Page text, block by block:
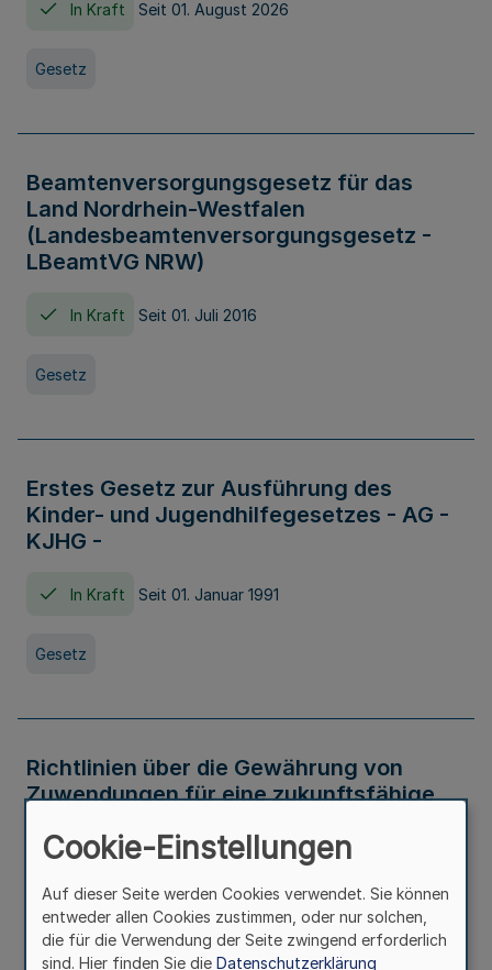
In Kraft Seit 01. August 2026
Gesetz
Beamtenversorgungsgesetz für das
Land Nordrhein-Westfalen
(Landesbeamtenversorgungsgesetz -
LBeamtVG NRW)
In Kraft Seit 01. Juli 2016
Gesetz
Erstes Gesetz zur Ausführung des
Kinder- und Jugendhilfegesetzes - AG -
KJHG -
In Kraft Seit 01. Januar 1991
Gesetz
Richtlinien über die Gewährung von
Zuwendungen für eine zukunftsfähige
Nordrhein-Westfalen
In Kraft
Verwaltungsvorschrift
Cookie-Einstellungen
Auf dieser Seite werden Cookies verwendet. Sie können
entweder allen Cookies zustimmen, oder nur solchen,
die für die Verwendung der Seite zwingend erforderlich
sind. Hier finden Sie die Datenschutzerklärung